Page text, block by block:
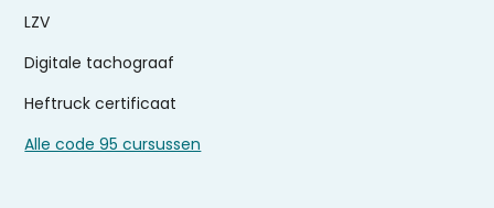
LZV
Digitale tachograaf
Heftruck certificaat
Alle code 95 cursussen